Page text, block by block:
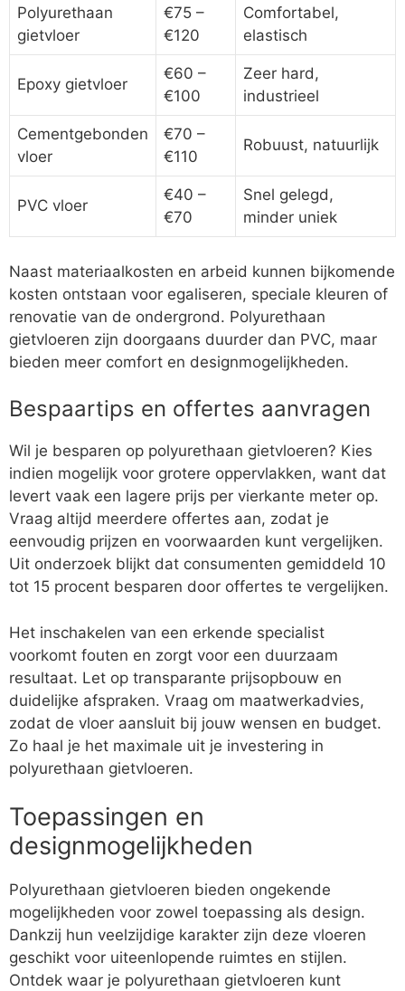
Polyurethaan
gietvloer
€75 –
€120
Comfortabel,
elastisch
Epoxy gietvloer
€60 –
€100
Zeer hard,
industrieel
Cementgebonden
vloer
€70 –
€110
Robuust, natuurlijk
PVC vloer
€40 –
€70
Snel gelegd,
minder uniek
Naast materiaalkosten en arbeid kunnen bijkomende
kosten ontstaan voor egaliseren, speciale kleuren of
renovatie van de ondergrond. Polyurethaan
gietvloeren zijn doorgaans duurder dan PVC, maar
bieden meer comfort en designmogelijkheden.
Bespaartips en offertes aanvragen
Wil je besparen op polyurethaan gietvloeren? Kies
indien mogelijk voor grotere oppervlakken, want dat
levert vaak een lagere prijs per vierkante meter op.
Vraag altijd meerdere offertes aan, zodat je
eenvoudig prijzen en voorwaarden kunt vergelijken.
Uit onderzoek blijkt dat consumenten gemiddeld 10
tot 15 procent besparen door offertes te vergelijken.
Het inschakelen van een erkende specialist
voorkomt fouten en zorgt voor een duurzaam
resultaat. Let op transparante prijsopbouw en
duidelijke afspraken. Vraag om maatwerkadvies,
zodat de vloer aansluit bij jouw wensen en budget.
Zo haal je het maximale uit je investering in
polyurethaan gietvloeren.
Toepassingen en
designmogelijkheden
Polyurethaan gietvloeren bieden ongekende
mogelijkheden voor zowel toepassing als design.
Dankzij hun veelzijdige karakter zijn deze vloeren
geschikt voor uiteenlopende ruimtes en stijlen.
Ontdek waar je polyurethaan gietvloeren kunt